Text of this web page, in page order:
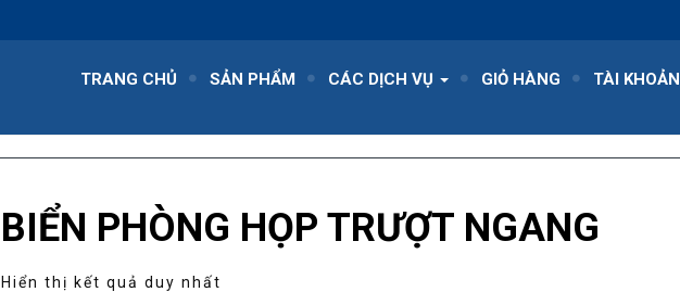
TRANG CHỦ SẢN PHẨM CÁC DỊCH VỤ GIỎ HÀNG TÀI KHOẢN
BIỂN PHÒNG HỌP TRƯỢT NGANG
Hiển thị kết quả duy nhất